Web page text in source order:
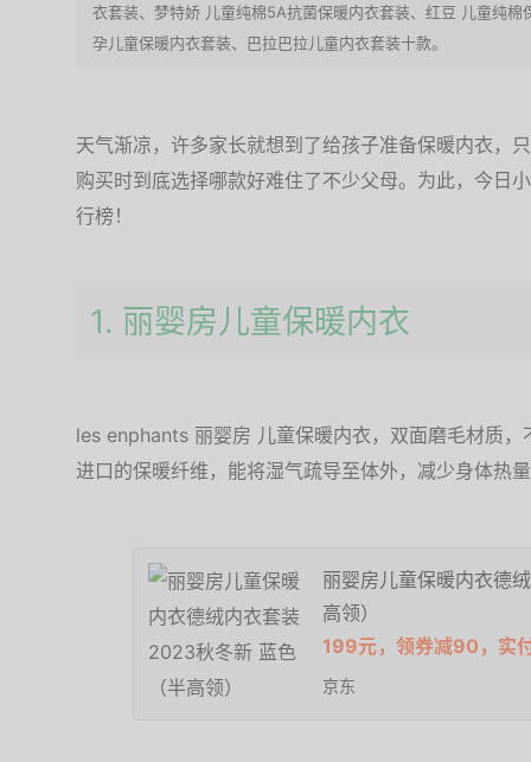
衣套装、梦特娇 儿童纯棉5A抗菌保暖内衣套装、红豆 儿童纯
孕儿童保暖内衣套装、巴拉巴拉儿童内衣套装十款。
天气渐凉，许多家长就想到了给孩子准备保暖内衣，
购买时到底选择哪款好难住了不少父母。为此，今日
行榜！
1. 丽婴房儿童保暖内衣
les enphants 丽婴房 儿童保暖内衣，双面磨毛材质
进口的保暖纤维，能将湿气疏导至体外，减少身体热
丽婴房儿童保暖内衣德
高领）
199元，领券减90，实
京东